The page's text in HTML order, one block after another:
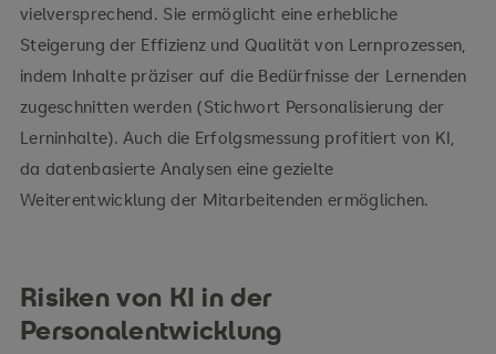
vielversprechend. Sie ermöglicht eine erhebliche
Steigerung der Effizienz und Qualität von Lernprozessen,
indem Inhalte präziser auf die Bedürfnisse der Lernenden
zugeschnitten werden (Stichwort Personalisierung der
Lerninhalte). Auch die Erfolgsmessung profitiert von KI,
da datenbasierte Analysen eine gezielte
Weiterentwicklung der Mitarbeitenden ermöglichen.
Risiken von KI in der
Personalentwicklung